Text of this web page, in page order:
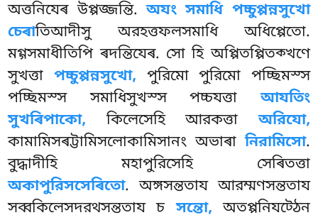
অত্তনিযেৰ উপ্পজ্জন্তি.অযং সমাধি পচ্চুপ্পন্নসুখো
চেৰাতিআদীসু অরহত্তফলসমাধি অধিপ্পেতো.
মগ্গসমাধীতিপি ৰদন্তিযেৰ. সো হি অপ্পিতপ্পিতক্খণে
সুখত্তা পচ্চুপ্পন্নসুখো, পুরিমো পুরিমো পচ্ছিমস্স
পচ্ছিমস্স সমাধিসুখস্স পচ্চযত্তাআযতিং
সুখৰিপাকো, কিলেসেহি আরকত্তাঅরিযো,
কামামিসৰট্টামিসলোকামিসানং অভাৰানিরামিসো.
বুদ্ধাদীহি মহাপুরিসেহি সেৰিতত্তা
অকাপুরিসসেৰিতো. অঙ্গসন্ততায আরম্মণসন্ততায
সব্বকিলেসদরথসন্ততায চসন্তো, অতপ্পনিযট্ঠেন